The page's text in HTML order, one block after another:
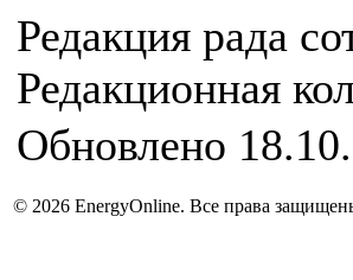
Редакция рада
Редакционная
Обновлено
© 2026 EnergyOnline. Все права